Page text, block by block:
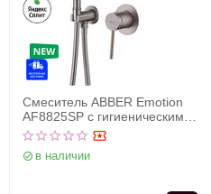
Смеситель ABBER Emotion
AF8825SP с гигиеническим
душем, сатин
в наличии